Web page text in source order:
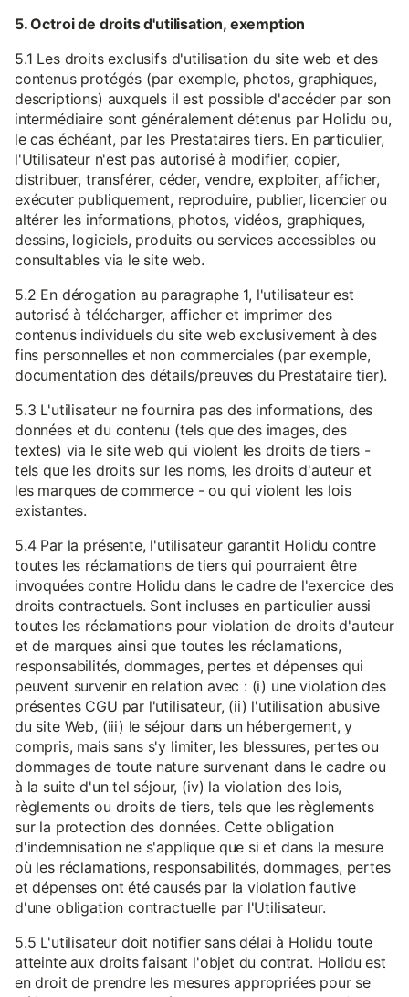
5. Octroi de droits d'utilisation, exemption
5.1 Les droits exclusifs d'utilisation du site web et des
contenus protégés (par exemple, photos, graphiques,
descriptions) auxquels il est possible d'accéder par son
intermédiaire sont généralement détenus par Holidu ou,
le cas échéant, par les Prestataires tiers. En particulier,
l'Utilisateur n'est pas autorisé à modifier, copier,
distribuer, transférer, céder, vendre, exploiter, afficher,
exécuter publiquement, reproduire, publier, licencier ou
altérer les informations, photos, vidéos, graphiques,
dessins, logiciels, produits ou services accessibles ou
consultables via le site web.
5.2 En dérogation au paragraphe 1, l'utilisateur est
autorisé à télécharger, afficher et imprimer des
contenus individuels du site web exclusivement à des
fins personnelles et non commerciales (par exemple,
documentation des détails/preuves du Prestataire tier).
5.3 L'utilisateur ne fournira pas des informations, des
données et du contenu (tels que des images, des
textes) via le site web qui violent les droits de tiers -
tels que les droits sur les noms, les droits d'auteur et
les marques de commerce - ou qui violent les lois
existantes.
5.4 Par la présente, l'utilisateur garantit Holidu contre
toutes les réclamations de tiers qui pourraient être
invoquées contre Holidu dans le cadre de l'exercice des
droits contractuels. Sont incluses en particulier aussi
toutes les réclamations pour violation de droits d'auteur
et de marques ainsi que toutes les réclamations,
responsabilités, dommages, pertes et dépenses qui
peuvent survenir en relation avec : (i) une violation des
présentes CGU par l'utilisateur, (ii) l'utilisation abusive
du site Web, (iii) le séjour dans un hébergement, y
compris, mais sans s'y limiter, les blessures, pertes ou
dommages de toute nature survenant dans le cadre ou
à la suite d'un tel séjour, (iv) la violation des lois,
règlements ou droits de tiers, tels que les règlements
sur la protection des données. Cette obligation
d'indemnisation ne s'applique que si et dans la mesure
où les réclamations, responsabilités, dommages, pertes
et dépenses ont été causés par la violation fautive
d'une obligation contractuelle par l'Utilisateur.
5.5 L'utilisateur doit notifier sans délai à Holidu toute
atteinte aux droits faisant l'objet du contrat. Holidu est
en droit de prendre les mesures appropriées pour se